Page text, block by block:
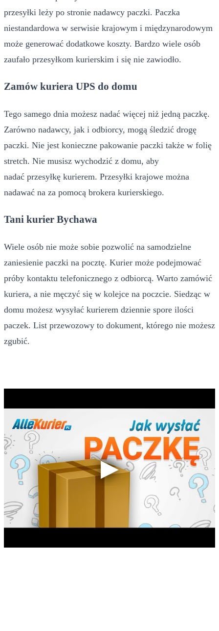
przesyłki leży po stronie nadawcy paczki. Paczka
niestandardowa w serwisie krajowym i międzynarodowym
może generować dodatkowe koszty. Bardzo wiele osób
zaufało przesyłkom kurierskim i się nie zawiodło.
Zamów kuriera UPS do domu
Tego samego dnia możesz nadać więcej niż jedną paczkę.
Zarówno nadawcy, jak i odbiorcy, mogą śledzić drogę
paczki. Nie jest konieczne pakowanie paczki także w folię
stretch. Nie musisz wychodzić z domu, aby
nadać przesyłkę kurierem. Przesyłki krajowe można
nadawać na za pomocą brokera kurierskiego.
Tani kurier Bychawa
Wiele osób nie może sobie pozwolić na samodzielne
zaniesienie paczki na pocztę. Kurier może podejmować
próby kontaktu telefonicznego z odbiorcą. Warto zamówić
kuriera, a nie męczyć się w kolejce na poczcie. Siedząc w
domu możesz wysyłać kurierem dziennie spore ilości
paczek. List przewozowy to dokument, którego nie możesz
zgubić.